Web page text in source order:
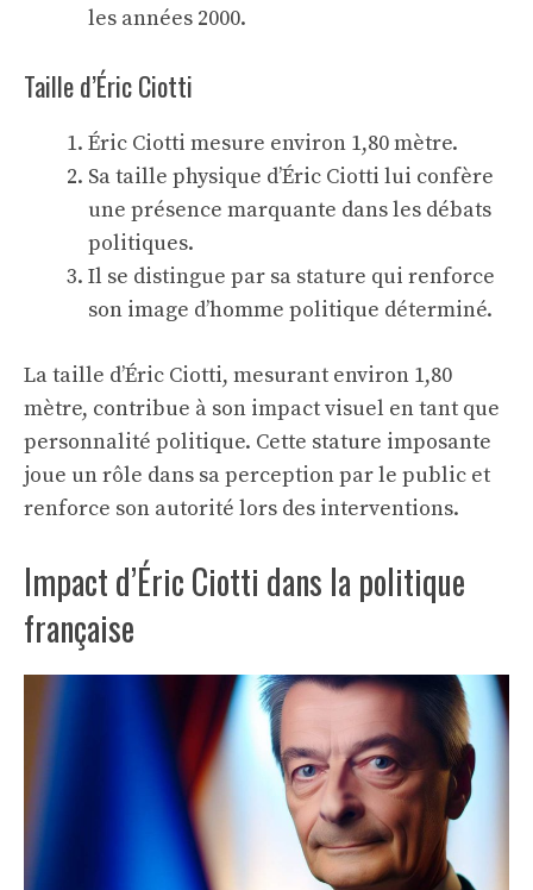
les années 2000.
Taille d’Éric Ciotti
Éric Ciotti mesure environ 1,80 mètre.
Sa taille physique d’Éric Ciotti lui confère
une présence marquante dans les débats
politiques.
Il se distingue par sa stature qui renforce
son image d’homme politique déterminé.
La taille d’Éric Ciotti, mesurant environ 1,80
mètre, contribue à son impact visuel en tant que
personnalité politique. Cette stature imposante
joue un rôle dans sa perception par le public et
renforce son autorité lors des interventions.
Impact d’Éric Ciotti dans la politique
française